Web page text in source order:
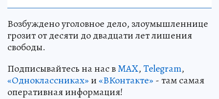
Возбуждено уголовное дело, злоумышленнице
грозит от десяти до двадцати лет лишения
свободы.
Подписывайтесь на нас вMAX,Telegram,
«Одноклассниках»и«ВКонтакте» - там самая
оперативная информация!